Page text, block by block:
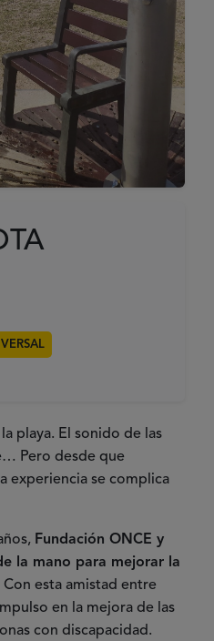
playa. El sonido de las
Pero desde que
experiencia se complica
Fundación ONCE y
la mano para mejorar la
Con esta amistad entre
en la mejora de las
con discapacidad.